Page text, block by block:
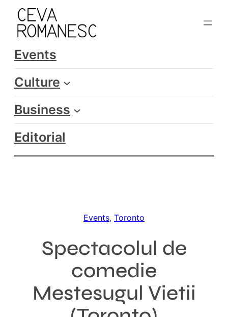
Skip
content
Events
Culture
Business
Editorial
Events, Toronto
Spectacolul de
comedie
Mestesugul Vietii